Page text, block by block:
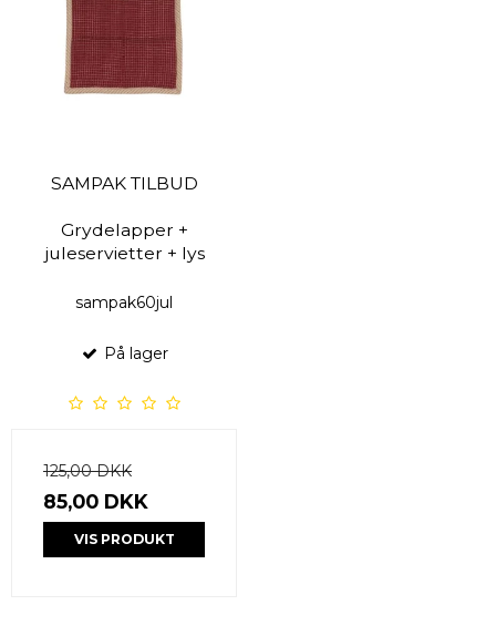
SAMPAK TILBUD
Grydelapper +
juleservietter + lys
sampak60jul
På lager
125,00 DKK
85,00 DKK
VIS PRODUKT